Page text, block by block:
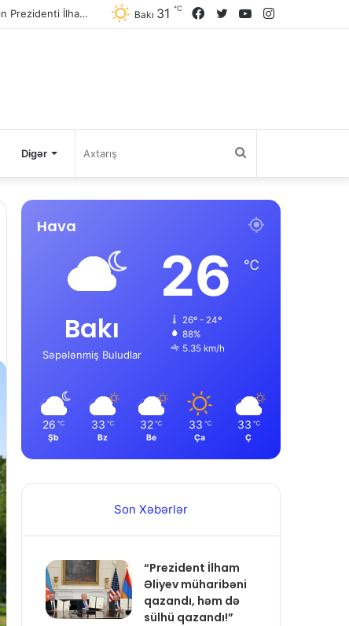
Avqustun 8-də Ermənistan Respublikasının Baş naziri Nikol Paşinyan Azərbaycan Respublikasının Prezidenti İlham Əliyevə zəng edib YouTube
Twitter
Facebook
Bakı 31 ℃
Digər Axtarış
Hava
Bakı
Səpələnmiş Buludlar
26 ℃
26º - 24º
88%
5.35 km/h
26 ℃
Şb
33 ℃
Bz
32 ℃
Be
33 ℃
Ça
33 ℃
Ç
Son Xəbərlər
“Prezident İlham
Əliyev müharibəni
qazandı, həm də
sülhü qazandı!”